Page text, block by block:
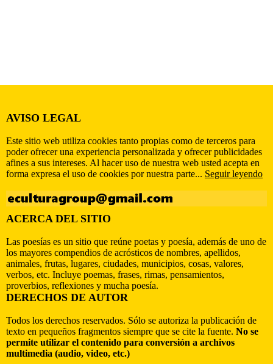
AVISO LEGAL
Este sitio web utiliza cookies tanto propias como de terceros para
poder ofrecer una experiencia personalizada y ofrecer publicidades
afines a sus intereses. Al hacer uso de nuestra web usted acepta en
forma expresa el uso de cookies por nuestra parte... Seguir leyendo
ACERCA DEL SITIO
Las poesías es un sitio que reúne poetas y poesía, además de uno de
los mayores compendios de acrósticos de nombres, apellidos,
animales, frutas, lugares, ciudades, municipios, cosas, valores,
verbos, etc. Incluye poemas, frases, rimas, pensamientos,
proverbios, reflexiones y mucha poesía.
DERECHOS DE AUTOR
Todos los derechos reservados. Sólo se autoriza la publicación de
texto en pequeños fragmentos siempre que se cite la fuente. No se
permite utilizar el contenido para conversión a archivos
multimedia (audio, video, etc.)